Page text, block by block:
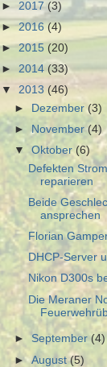
► 2017 (3)
►2016(4)
►2015 (20)
► 2014 (33)
▼ 2013 (46)
►
Dezember(3)
►November (4)
▼Oktober(6)
Defekten
reparieren
Beide
ansprechen
Florian
DHCP-Server
Nikon D300s
Die Meraner
►September(4)
►August(5)